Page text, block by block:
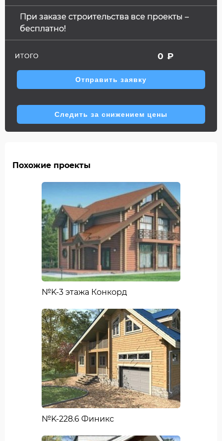
При заказе строительства все проекты –
бесплатно!
ИТОГО 0 ₽
Отправить заявку
Следить за снижением цены
Похожие проекты
№K-3 этажа Конкорд
№K-228.6 Финикс